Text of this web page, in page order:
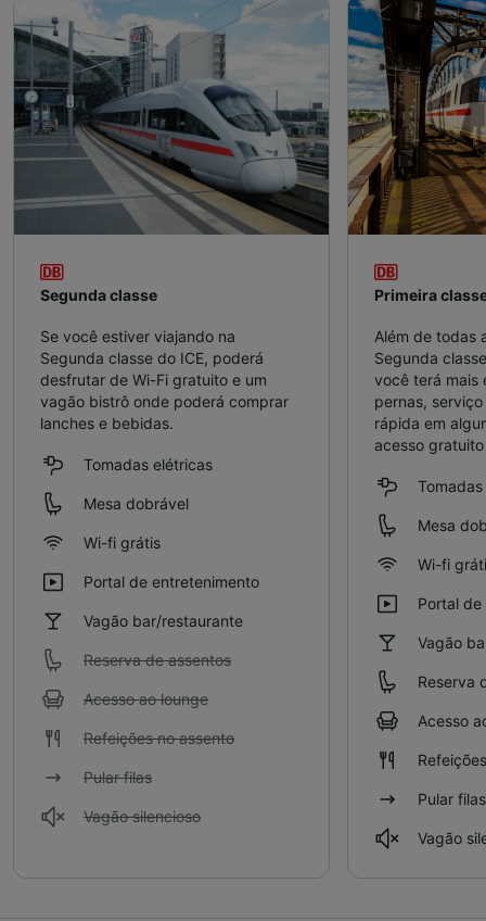
Segunda classe
Se você estiver viajando na
Segunda classe do ICE, poderá
desfrutar de Wi-Fi gratuito e um
vagão bistrô onde poderá comprar
lanches e bebidas.
Tomadas elétricas
Mesa dobrável
Wi-fi grátis
Portal de entretenimento
Vagão bar/restaurante
Reserva de assentos
Acesso ao lounge
Refeições no assento
Pular filas
Vagão silencioso
Primeira
Além de todas
Segunda
você terá mais
pernas,
rápida em
acesso
Mesa
Wi-fi
Portal
Vagão
Reserva
Acesso
Pular filas
Vagão